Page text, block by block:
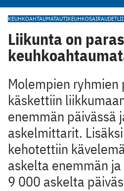
KEUHKOAHTAUMATAUTIKEUHKOSAIRAUDET
Liikunta on
Molempien
käskettiin
enemmän päivässä
askelmittarit.
kehotettiin
askelta enemmän
9 000 askelta